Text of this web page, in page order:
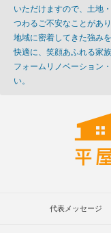
いただけますので、土地
つわるご不安なことがあ
地域に密着してきた強み
快適に、笑顔あふれる家
フォームリノベーション
い。
代表メッセージ